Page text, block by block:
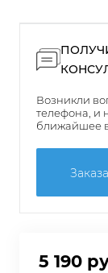
Возникли
телефона, и
ближайшее
5 190